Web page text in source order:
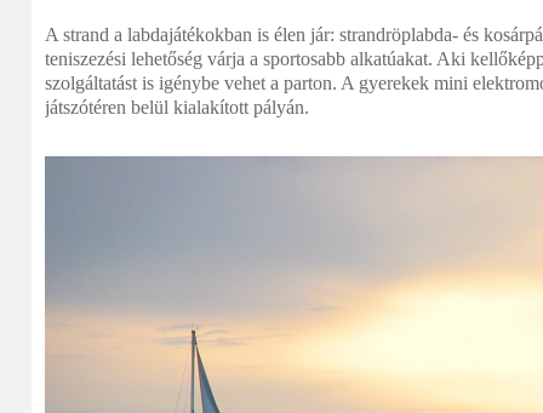
A strand a labdajátékokban is élen jár: strandröplabda- és
teniszezési lehetőség várja a sportosabb alkatúakat. Aki
szolgáltatást is igénybe vehet a parton. A gyerekek mini
játszótéren belül kialakított pályán.